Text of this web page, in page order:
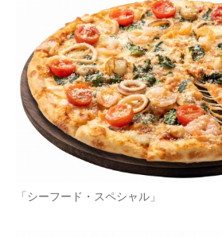
電子設計の基本と応用
エネルギーの専門メディア
建設×テクノロジーの最前線
ちょっと気になるネットの話題
「シーフード・スペシャル」